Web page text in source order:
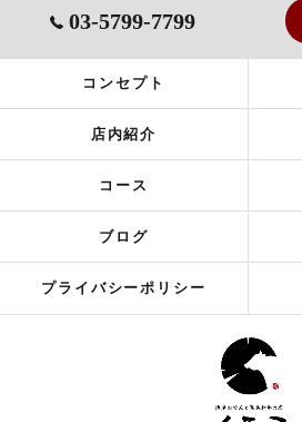
03-5799-7799
コンセプト
店内紹介
コース
ブログ
プライバシーポリシー